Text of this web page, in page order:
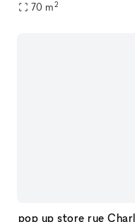
known for its art galleries
70 m2
pop up store rue